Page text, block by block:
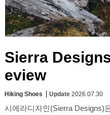
Sierra
eview
Hiking Shoes Update 2026.07.30
시에라디자인(Sierra Designs)